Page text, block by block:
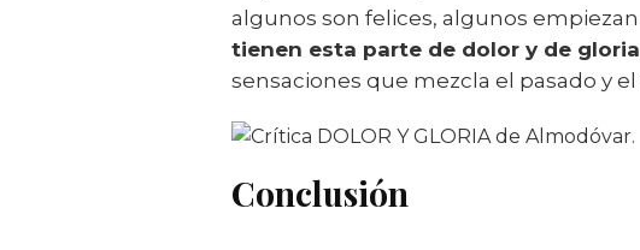
algunos son felices, algunos
tienen esta parte de dolor y de
sensaciones que mezcla el pasado y
Conclusión